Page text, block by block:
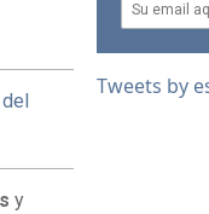
y
Tweets by